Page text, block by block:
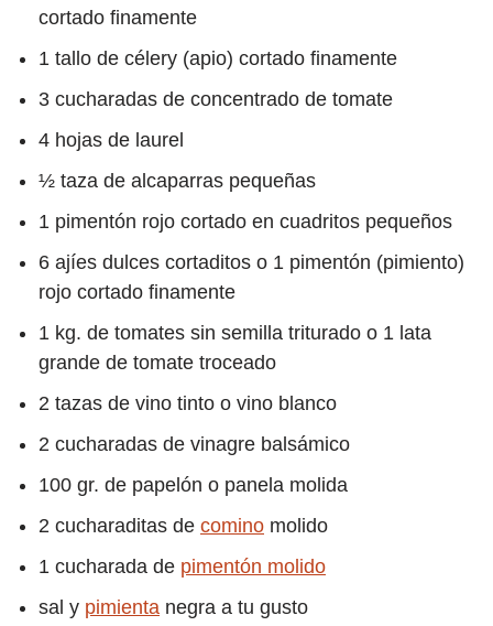
cortado finamente
1 tallo de célery (apio) cortado finamente
3 cucharadas de concentrado de tomate
4 hojas de laurel
½ taza de alcaparras pequeñas
1 pimentón rojo cortado en cuadritos pequeños
6 ajíes dulces cortaditos o 1 pimentón (pimiento)
rojo cortado finamente
1 kg. de tomates sin semilla triturado o 1 lata
grande de tomate troceado
2 tazas de vino tinto o vino blanco
2 cucharadas de vinagre balsámico
100 gr. de papelón o panela molida
2 cucharaditas de comino molido
1 cucharada de pimentón molido
sal y pimienta negra a tu gusto